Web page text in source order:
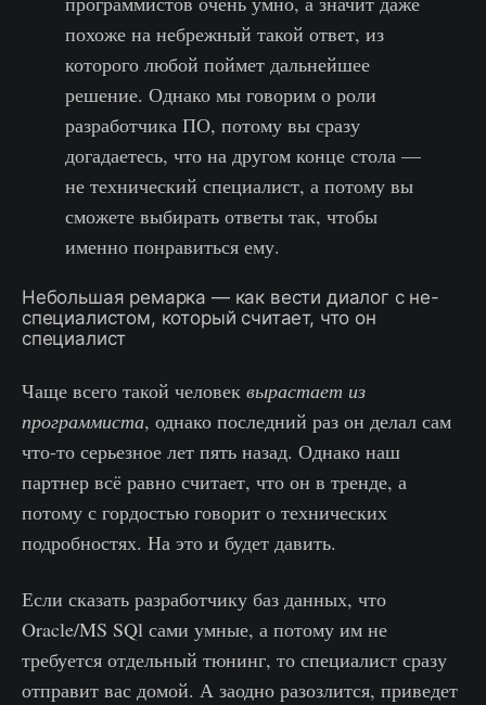
похоже на небрежный такой ответ, из
которого любой поймет дальнейшее
решение. Однако мы говорим о роли
разработчика ПО, потому вы сразу
догадаетесь, что на другом конце стола —
не технический специалист, а потому вы
сможете выбирать ответы так, чтобы
именно понравиться ему.
Небольшая ремарка — как вести диалог с не-
специалистом, который считает, что он
специалист
Чаще всего такой человек вырастает из
программиста, однако последний раз он делал сам
что-то серьезное лет пять назад. Однако наш
партнер всё равно считает, что он в тренде, а
потому с гордостью говорит о технических
подробностях. На это и будет давить.
Если сказать разработчику баз данных, что
Oracle/MS SQl сами умные, а потому им не
требуется отдельный тюнинг, то специалист сразу
отправит вас домой. А заодно разозлится, приведет